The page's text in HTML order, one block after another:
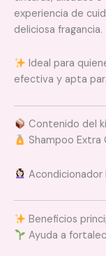
experiencia de
deliciosa fragancia.
Ideal para
efectiva y apta
Contenido del
Shampoo
Beneficios
Ayuda a